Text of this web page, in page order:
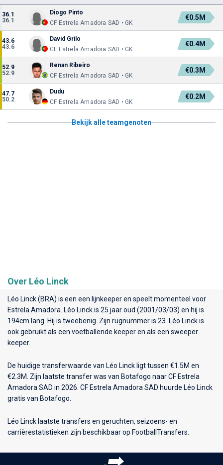
36.1
36.1
Diogo Pinto
CF Estrela Amadora SAD • GK
€0.5M
43.6
43.6
David Grilo
CF Estrela Amadora SAD • GK
€0.4M
52.9
52.9
Renan Ribeiro
CF Estrela Amadora SAD • GK
€0.3M
47.7
50.2
Dudu
CF Estrela Amadora SAD • GK
€0.2M
Bekijk alle teamgenoten
Over Léo Linck
Léo Linck (BRA) is een een lijnkeeper en speelt momenteel voor
Estrela Amadora . Léo Linck is 25 jaar oud (2001/03/03) en hij is
194cm lang. Hij is tweebenig. Zijn rugnummer is 23. Léo Linck is
ook gebruikt als een voetballende keeper en als een sweeper
keeper.
De huidige transferwaarde van Léo Linck ligt tussen €1.5M en
€2.3M. Zijn laatste transfer was van Botafogo naar CF Estrela
Amadora SAD in 2026. CF Estrela Amadora SAD huurde Léo Linck
gratis van Botafogo.
Léo Linck laatste transfers en geruchten, seizoens- en
carrièrestatistieken zijn beschikbaar op FootballTransfers.